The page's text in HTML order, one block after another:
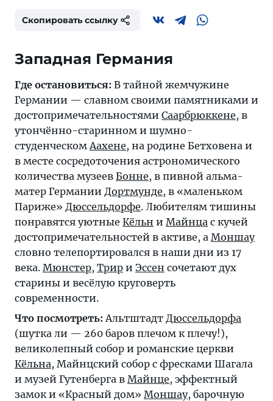
Скопировать ссылку
Западная Германия
Где остановиться: В тайной жемчужине
Германии — славном своими памятниками и
достопримечательностями Саарбрюккене, в
утончённо-старинном и шумно-
студенческомАахене, на родине Бетховена и
в месте сосредоточения астрономического
количества музеев Бонне, в пивной альма-
матер Германии Дортмунде, в «маленьком
Париже» Дюссельдорфе. Любителям тишины
понравятся уютные Кёльн и Майнца с кучей
достопримечательностей в активе, а Моншау
словно телепортировался в наши дни из 17
века. Мюнстер, Трир и Эссен сочетают дух
старины и весёлую круговерть
современности.
Что посмотреть: Альтштадт Дюссельдорфа
(шутка ли — 260 баров плечом к плечу!),
великолепный собор и романские церкви
Кёльна, Майнцский собор с фресками Шагала
и музей Гутенберга в Майнце, эффектный
замок и «Красный дом» Моншау, барочную